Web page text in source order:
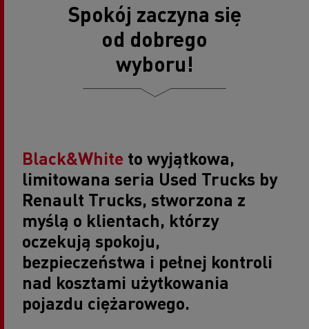
Spokój zaczyna się
od dobrego
wyboru!
Black&White to wyjątkowa,
limitowana seria Used Trucks by
Renault Trucks, stworzona z
myślą o klientach, którzy
oczekują spokoju,
bezpieczeństwa i pełnej kontroli
nad kosztami użytkowania
pojazdu ciężarowego.